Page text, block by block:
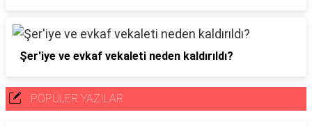
Şer'iye ve evkaf vekaleti neden kaldırıldı?
POPÜLER YAZILAR